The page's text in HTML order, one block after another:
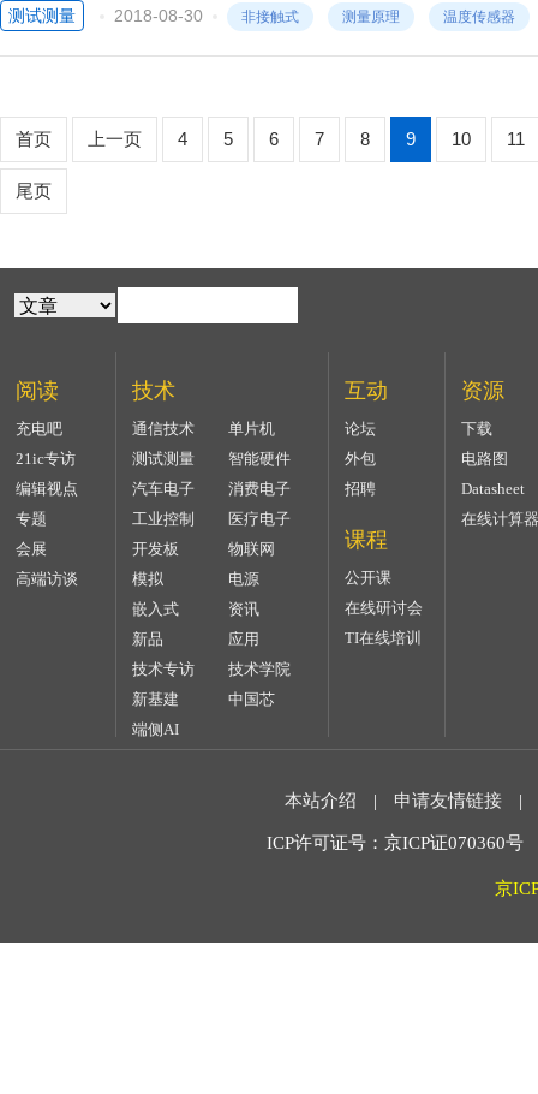
测试测量
2018-08-30 非接触式 测量原理 温度传感器
首页 上一页 4 5 6 7 8 9 10 11
尾页
阅读
充电吧
21ic专访
编辑视点
专题
会展
高端访谈
技术
通信技术
单片机
测试测量
智能硬件
汽车电子
消费电子
工业控制
医疗电子
开发板
物联网
模拟
电源
嵌入式
资讯
新品
应用
技术专访
技术学院
新基建
中国芯
端侧AI
互动
论坛
外包
招聘
课程
公开课
在线研讨会
TI在线培训
资源
下载
电路图
Datasheet
在线计算器
本站介绍 | 申请友情链接 |
ICP许可证号：京ICP证070360
京